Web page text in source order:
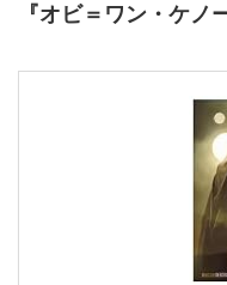
『オビ＝ワン・ケノ